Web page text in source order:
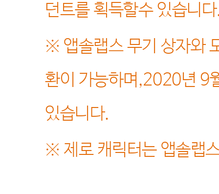
던트를 획득할수 있습니다
※ 앱솔랩스 무기 상자와
환이 가능하며,2020년 9
있습니다.
※ 제로 캐릭터는 앱솔랩